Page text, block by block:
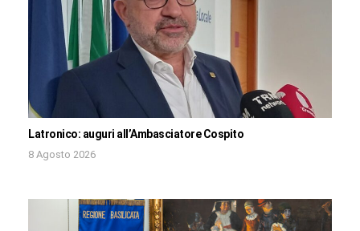
Latronico: auguri all’Ambasciatore Cospito
8 Agosto 2026